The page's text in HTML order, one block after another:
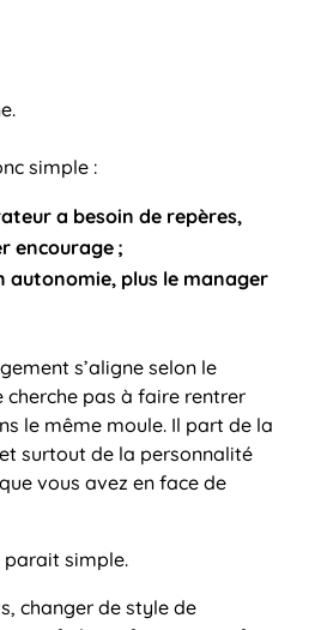
simple :
a besoin de repères,
encourage;
autonomie, plus le manager
s’aligne selon le
cherche pas à faire rentrer
le même moule. Il part de la
surtout de la personnalité
vous avez en face de
parait simple.
changer de style de